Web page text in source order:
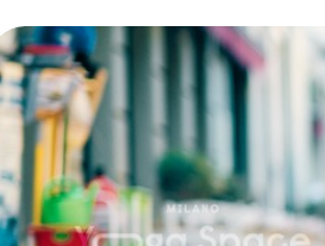
Inserisci il
acquistare